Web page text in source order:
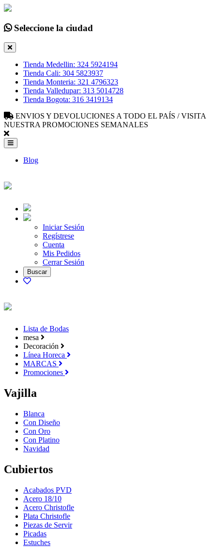
Seleccione la ciudad
Tienda Medellin: 324 5924194
Tienda Cali: 304 5823937
Tienda Monteria: 321 4796323
Tienda Valledupar: 313 5014728
Tienda Bogota: 316 3419134
ENVIOS Y DEVOLUCIONES A TODO EL PAÍS / VISITA
NUESTRA PROMOCIONES SEMANALES
Blog
Iniciar Sesión
Regístrese
Cuenta
Mis Pedidos
Cerrar Sesión
Lista de Bodas
mesa
Decoración
Línea Horeca
MARCAS
Promociones
Vajilla
Blanca
Con Diseño
Con Oro
Con Platino
Navidad
Cubiertos
Acabados PVD
Acero 18/10
Acero Christofle
Plata Christofle
Piezas de Servir
Picadas
Estuches